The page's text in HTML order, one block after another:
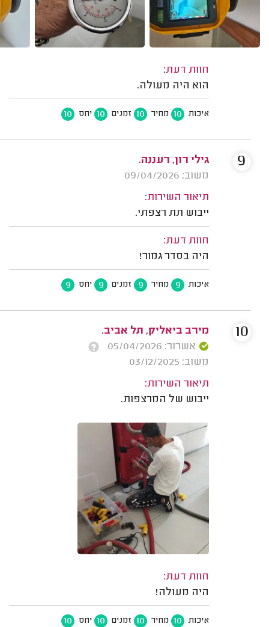
חוות דעת:
הוא היה מעולה.
איכות 10 מחיר 10 זמנים 10 יחס 10
גילי רון, רעננה.
משוב: 09/04/2026
תיאור השירות:
ייבוש תת רצפתי.
חוות דעת:
היה בסדר גמור!
איכות 9 מחיר 9 זמנים 9 יחס 9
9
מירב ביאליק, תל אביב.
אשרור: 05/04/2026
משוב: 03/12/2025
תיאור השירות:
ייבוש של המרצפות.
חוות דעת:
היה מעולה!
איכות 10 מחיר 10 זמנים 10 יחס 10
10